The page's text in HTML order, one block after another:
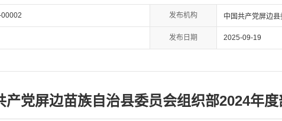
发布机构 中国共产党屏边
发布日期 2025-09-19
产党屏边苗族自治县委员会组织部2024年